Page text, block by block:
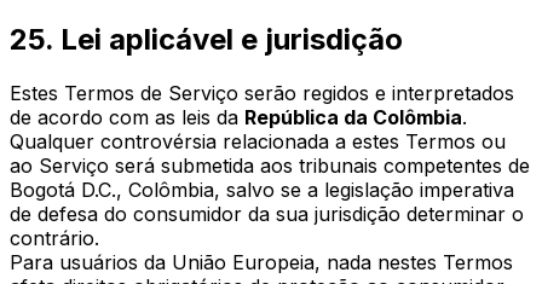
25. Lei aplicável e jurisdição
Estes Termos de Serviço serão regidos e interpretados
de acordo com as leis da República da Colômbia.
Qualquer controvérsia relacionada a estes Termos ou
ao Serviço será submetida aos tribunais competentes de
Bogotá D.C., Colômbia, salvo se a legislação imperativa
de defesa do consumidor da sua jurisdição determinar o
contrário.
Para usuários da União Europeia, nada nestes Termos